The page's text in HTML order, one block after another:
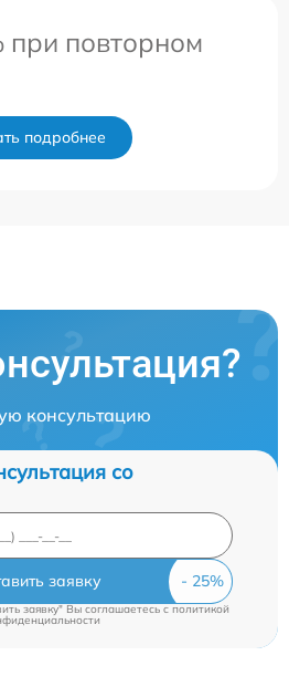
при повторном
подробнее
консультацию
со
заявку
заявку" Вы соглашаетесь cполитикой